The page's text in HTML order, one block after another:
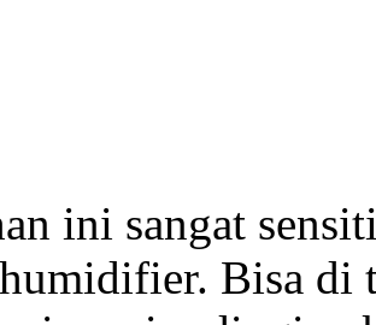
ini sangat
Bisa di